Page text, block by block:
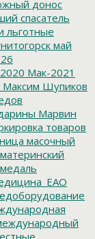
донос
спасатель
льготные
май
Мак-2021
Максим Шупиков
Марвин
товаров
масочный
материнский
медаль